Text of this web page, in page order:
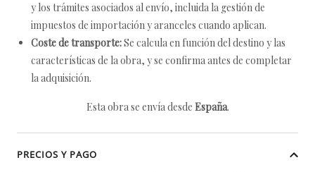
y los trámites asociados al envío, incluida la gestión de
impuestos de importación y aranceles cuando aplican.
Coste de transporte:Se calcula en función del destino y las
características de la obra, y se confirma antes de completar
la adquisición.
Esta obra se envía desde España.
PRECIOS Y PAGO